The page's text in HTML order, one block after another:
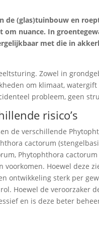
de (glas)tuinbouw en
nuance. In
met die in
Zowel in
om klimaat,
probleem, geen
risico’s
de verschillende
cactorum
Phytophthora
Hoewel deze
ontwikkeling sterk per
Hoewel de veroorzaker
en is deze beter